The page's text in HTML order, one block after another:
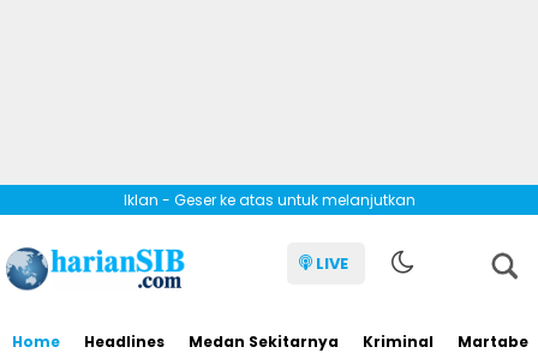
Iklan - Geser ke atas untuk melanjutkan
LIVE
Home Headlines Medan Sekitarnya Kriminal Martabe